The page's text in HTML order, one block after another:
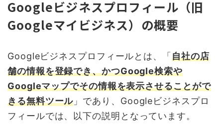
Googleビジネスプロフィール（旧
Googleマイビジネス）の概要
Googleビジネスプロフィールとは、「 自社の店
舗の情報を登録でき、かつGoogle検索や
Googleマップでその情報を表示させることがで
きる無料ツール 」であり、Googleビジネスプロ
フィールでは、以下の説明となっています。